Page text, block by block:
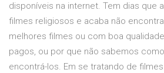
disponíveis na internet. Tem dias que
filmes religiosos e acaba não
melhores filmes ou com boa
pagos, ou por que não sabemos
encontrá-los. Em se tratando de